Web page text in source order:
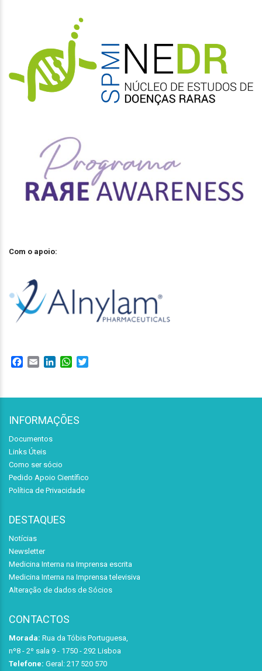
Com o apoio:
Facebook
Email LinkedInWhatsApp
INFORMAÇÕES
Documentos
Links Úteis
Como ser sócio
Pedido Apoio Científico
Política de Privacidade
DESTAQUES
Notícias
Newsletter
Medicina Interna na Imprensa escrita
Medicina Interna na Imprensa televisiva
Alteração de dados de Sócios
CONTACTOS
Morada: Rua da Tóbis Portuguesa,
nº8 - 2º sala 9 - 1750 - 292 Lisboa
Telefone: Geral: 217 520 570